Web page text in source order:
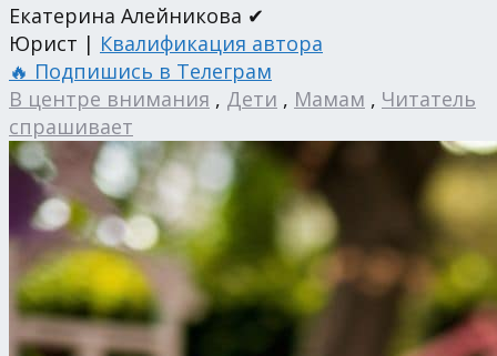
Екатерина Алейникова ✔
Юрист | Квалификация автора
🔥 Подпишись в Телеграм
В центре внимания , Дети , Мамам , Читатель
спрашивает